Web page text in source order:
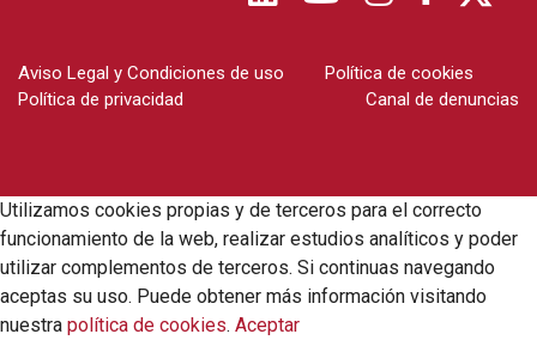
Aviso Legal y Condiciones de uso
Política de cookies
Política de privacidad
Canal de denuncias
Utilizamos cookies propias y de terceros para el correcto
funcionamiento de la web, realizar estudios analíticos y poder
utilizar complementos de terceros. Si continuas navegando
aceptas su uso. Puede obtener más información visitando
nuestra política de cookies. Aceptar